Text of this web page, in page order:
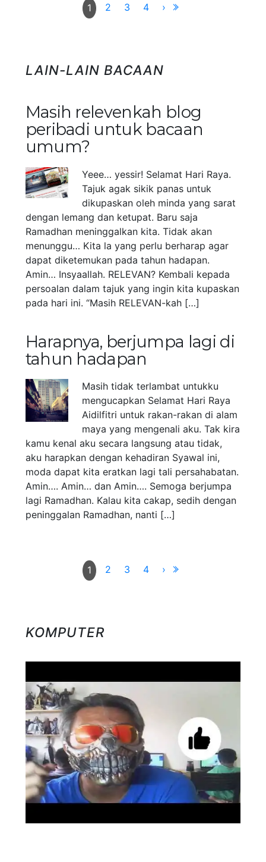
1 2 3 4 ›
LAIN-LAIN BACAAN
Masih relevenkah blog
peribadi untuk bacaan
umum?
Yeee… yessir! Selamat Hari Raya.
Tajuk agak sikik panas untuk
dikupaskan oleh minda yang sarat
dengan lemang dan ketupat. Baru saja
Ramadhan meninggalkan kita. Tidak akan
menunggu… Kita la yang perlu berharap agar
dapat diketemukan pada tahun hadapan.
Amin… Insyaallah. RELEVAN? Kembali kepada
persoalan dalam tajuk yang ingin kita kupaskan
pada hari ini. “Masih RELEVAN-kah […]
Harapnya, berjumpa lagi di
tahun hadapan
Masih tidak terlambat untukku
mengucapkan Selamat Hari Raya
Aidilfitri untuk rakan-rakan di alam
maya yang mengenali aku. Tak kira
kamu kenal aku secara langsung atau tidak,
aku harapkan dengan kehadiran Syawal ini,
moda dapat kita eratkan lagi tali persahabatan.
Amin…. Amin… dan Amin…. Semoga berjumpa
lagi Ramadhan. Kalau kita cakap, sedih dengan
peninggalan Ramadhan, nanti […]
1 2 3 4 ›
KOMPUTER